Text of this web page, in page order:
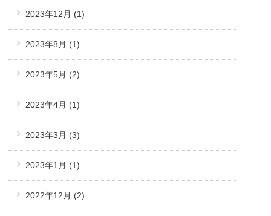
2023年12月 (1)
2023年8月 (1)
2023年5月 (2)
2023年4月 (1)
2023年3月 (3)
2023年1月 (1)
2022年12月 (2)